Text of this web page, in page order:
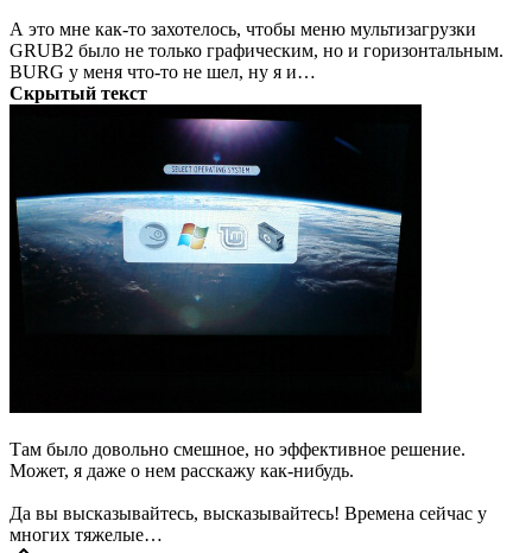
А это мне как-то захотелось, чтобы меню мультизагрузки
GRUB2 было не только графическим, но и горизонтальным.
BURG у меня что-то не шел, ну я и…
Скрытый текст
Там было довольно смешное, но эффективное решение.
Может, я даже о нем расскажу как-нибудь.
Да вы высказывайтесь, высказывайтесь! Времена сейчас у
многих тяжелые…